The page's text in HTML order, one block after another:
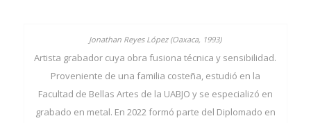
Artista grabador cuya obra fusiona técnica y sensibilidad.
Proveniente de una familia costeña, estudió en la
Facultad de Bellas Artes de la UABJO y se especializó en
grabado en metal. En 2022 formó parte del Diplomado en